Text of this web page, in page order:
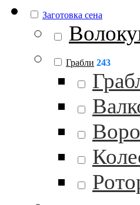
Заготовка сена
Грабли 243